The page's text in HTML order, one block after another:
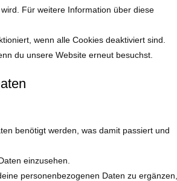
Für weitere Information über diese
wenn alle Cookies deaktiviert sind.
du unsere Website erneut besuchst.
benötigt werden, was damit passiert und
einzusehen.
personenbezogenen Daten zu ergänzen,